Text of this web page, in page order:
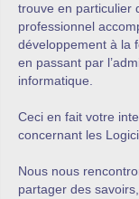
trouve en particulier
professionnel
développement à la
en passant par
informatique.
Ceci en fait votre
concernant les
Nous nous
partager des